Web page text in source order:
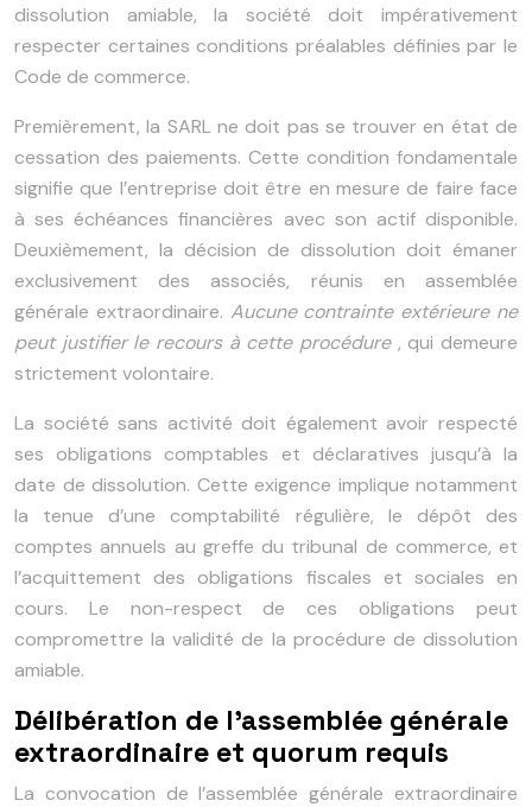
dissolution amiable, la société doit impérativement
respecter certaines conditions préalables définies par le
Code de commerce.
Premièrement, la SARL ne doit pas se trouver en état de
cessation des paiements. Cette condition fondamentale
signifie que l’entreprise doit être en mesure de faire face
à ses échéances financières avec son actif disponible.
Deuxièmement, la décision de dissolution doit émaner
exclusivement des associés, réunis en assemblée
générale extraordinaire. Aucune contrainte extérieure ne
peut justifier le recours à cette procédure , qui demeure
strictement volontaire.
La société sans activité doit également avoir respecté
ses obligations comptables et déclaratives jusqu’à la
date de dissolution. Cette exigence implique notamment
la tenue d’une comptabilité régulière, le dépôt des
comptes annuels au greffe du tribunal de commerce, et
l’acquittement des obligations fiscales et sociales en
cours. Le non-respect de ces obligations peut
compromettre la validité de la procédure de dissolution
amiable.
Délibération de l’assemblée générale
extraordinaire et quorum requis
La convocation de l’assemblée générale extraordinaire